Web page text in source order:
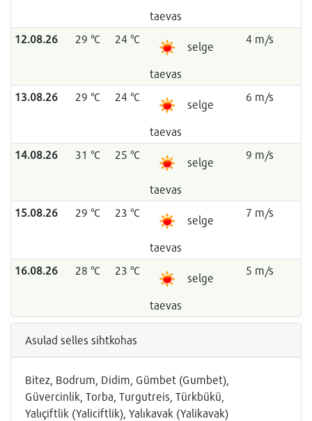
taevas
12.08.26 29 °C 24 °C
selge
taevas
4 m/s
13.08.26 29 °C 24 °C
selge
taevas
6 m/s
14.08.26 31 °C 25 °C
selge
taevas
9 m/s
15.08.26 29 °C 23 °C
selge
taevas
7 m/s
16.08.26 28 °C 23 °C
selge
taevas
5 m/s
Asulad selles sihtkohas
Bitez, Bodrum, Didim, Gümbet (Gumbet),
Güvercinlik, Torba, Turgutreis, Türkbükü,
Yalıçiftlik (Yaliciftlik), Yalıkavak (Yalikavak)